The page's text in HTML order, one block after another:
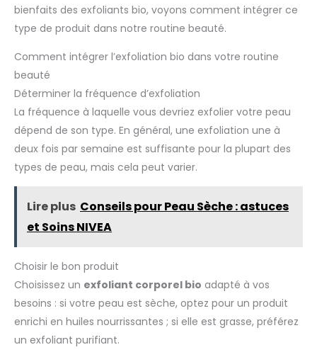
bienfaits des exfoliants bio, voyons comment intégrer ce
type de produit dans notre routine beauté.
Comment intégrer l’exfoliation bio dans votre routine
beauté
Déterminer la fréquence d’exfoliation
La fréquence à laquelle vous devriez exfolier votre peau
dépend de son type. En général, une exfoliation une à
deux fois par semaine est suffisante pour la plupart des
types de peau, mais cela peut varier.
Lire plus Conseils pour Peau Sèche : astuces
et Soins NIVEA
Choisir le bon produit
Choisissez un exfoliant corporel bio adapté à vos
besoins : si votre peau est sèche, optez pour un produit
enrichi en huiles nourrissantes ; si elle est grasse, préférez
un exfoliant purifiant.